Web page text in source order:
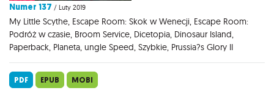
Numer 137 / Luty 2019
My Little Scythe, Escape Room: Skok w Wenecji, Escape Room:
Podróż w czasie, Broom Service, Dicetopia, Dinosaur Island,
Paperback, Planeta, ungle Speed, Szybkie, Prussia?s Glory II
PDF EPUB MOBI